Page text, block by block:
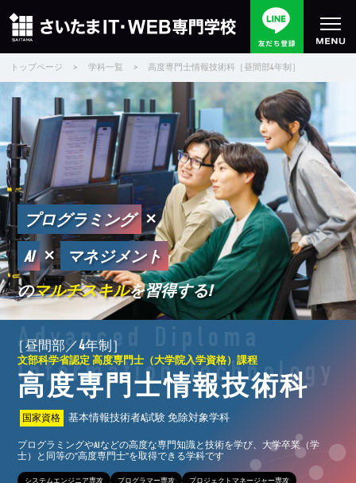
トップページ > 学科一覧 > 高度専門士情報技術科［昼間部4年制］
プログラミング ×
AI × マネジメント
のマルチスキルを習得する!
昼間部／4年制
文部科学省認定 高度専門士（大学院入学資格）課程
高度専門士情報技術科
Advanced Diploma
Information Technology
国家資格 基本情報技術者A試験 免除対象学科
プログラミングやAIなどの高度な専門知識と技術を学び、大学卒業（学
士）と同等の"高度専門士"を取得できる学科です
システムエンジニア専攻 プログラマー専攻 プロジェクトマネージャー専攻